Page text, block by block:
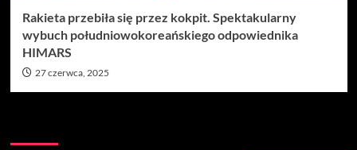
Rakieta przebiła się przez kokpit. Spektakularny
wybuch południowokoreańskiego odpowiednika
HIMARS
27 czerwca, 2025